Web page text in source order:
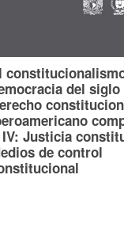
del siglo
Justicia
de control